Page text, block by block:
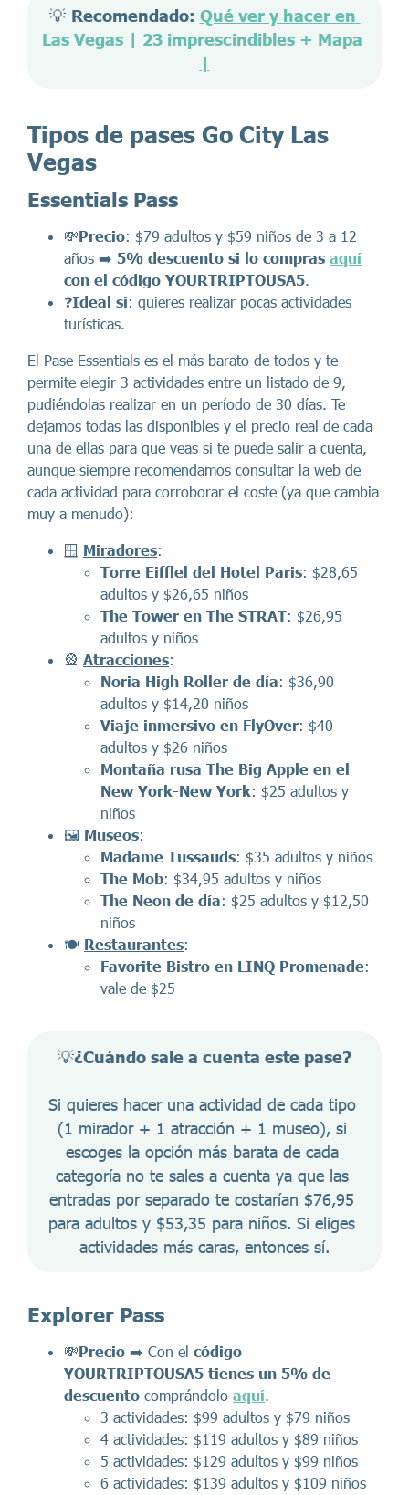
💡 Recomendado: Qué ver y hacer en
Las Vegas | 23 imprescindibles + Mapa
|
Tipos de pases Go City Las
Vegas
Essentials Pass
💸Precio: $79 adultos y $59 niños de 3 a 12
años ➡️ 5% descuento si lo compras aquí
con el código YOURTRIPTOUSA5.
❓Ideal si: quieres realizar pocas actividades
turísticas.
El Pase Essentials es el más barato de todos y te
permite elegir 3 actividades entre un listado de 9,
pudiéndolas realizar en un período de 30 días. Te
dejamos todas las disponibles y el precio real de cada
una de ellas para que veas si te puede salir a cuenta,
aunque siempre recomendamos consultar la web de
cada actividad para corroborar el coste (ya que cambia
muy a menudo):
🪟 Miradores:
Torre Eifflel del Hotel Paris: $28,65
adultos y $26,65 niños
The Tower en The STRAT: $26,95
adultos y niños
🎡 Atracciones:
Noria High Roller de día: $36,90
adultos y $14,20 niños
Viaje inmersivo en FlyOver: $40
adultos y $26 niños
Montaña rusa The Big Apple en el
New York-New York: $25 adultos y
niños
🖼️ Museos:
Madame Tussauds: $35 adultos y niños
The Mob: $34,95 adultos y niños
The Neon de día: $25 adultos y $12,50
niños
🍽️ Restaurantes:
Favorite Bistro en LINQ Promenade:
vale de $25
💡¿Cuándo sale a cuenta este pase?
Si quieres hacer una actividad de cada tipo
(1 mirador + 1 atracción + 1 museo), si
escoges la opción más barata de cada
categoría no te sales a cuenta ya que las
entradas por separado te costarían $76,95
para adultos y $53,35 para niños. Si eliges
actividades más caras, entonces sí.
Explorer Pass
💸Precio ➡️ Con el código
YOURTRIPTOUSA5 tienes un 5% de
descuento comprándolo aquí.
3 actividades: $99 adultos y $79 niños
4 actividades: $119 adultos y $89 niños
5 actividades: $129 adultos y $99 niños
6 actividades: $139 adultos y $109 niños